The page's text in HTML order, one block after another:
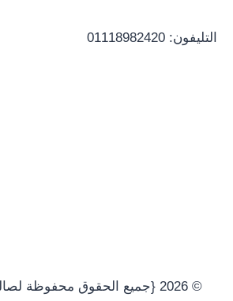
التليفون: 01118982420
© 2026 {جميع الحقوق محفوظة